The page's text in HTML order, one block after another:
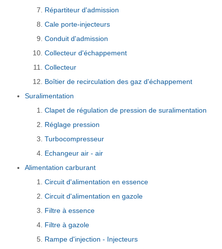
Répartiteur d'admission
Cale porte-injecteurs
Conduit d'admission
Collecteur d'échappement
Collecteur
Boîtier de recirculation des gaz d'échappement
Suralimentation
Clapet de régulation de pression de suralimentation
Réglage pression
Turbocompresseur
Echangeur air - air
Alimentation carburant
Circuit d'alimentation en essence
Circuit d'alimentation en gazole
Filtre à essence
Filtre à gazole
Rampe d'injection - Injecteurs